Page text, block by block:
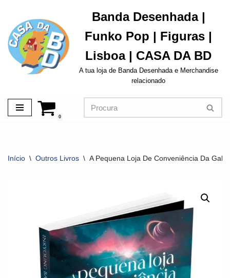
Avançar
para
o
conteúdo
Banda Desenhada |
Funko Pop | Figuras |
Lisboa | CASA DA BD
A tua loja de Banda Desenhada e Merchandise
relacionado
0
Início \ Outros Livros \ A Pequena Loja De Conveniência Da